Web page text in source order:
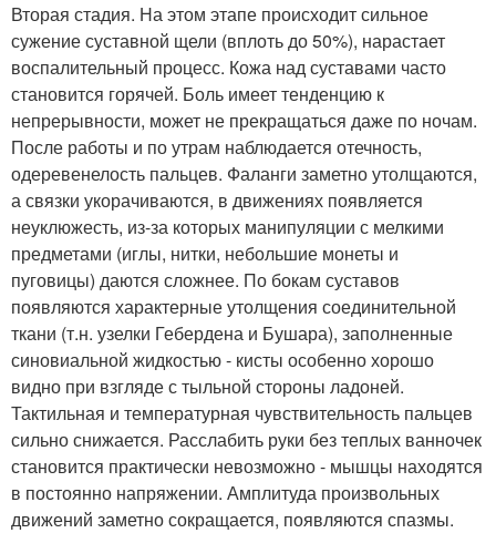
Вторая стадия. На этом этапе происходит сильное
сужение суставной щели (вплоть до 50%), нарастает
воспалительный процесс. Кожа над суставами часто
становится горячей. Боль имеет тенденцию к
непрерывности, может не прекращаться даже по ночам.
После работы и по утрам наблюдается отечность,
одеревенелость пальцев. Фаланги заметно утолщаются,
а связки укорачиваются, в движениях появляется
неуклюжесть, из-за которых манипуляции с мелкими
предметами (иглы, нитки, небольшие монеты и
пуговицы) даются сложнее. По бокам суставов
появляются характерные утолщения соединительной
ткани (т.н. узелки Гебердена и Бушара), заполненные
синовиальной жидкостью - кисты особенно хорошо
видно при взгляде с тыльной стороны ладоней.
Тактильная и температурная чувствительность пальцев
сильно снижается. Расслабить руки без теплых ванночек
становится практически невозможно - мышцы находятся
в постоянно напряжении. Амплитуда произвольных
движений заметно сокращается, появляются спазмы.